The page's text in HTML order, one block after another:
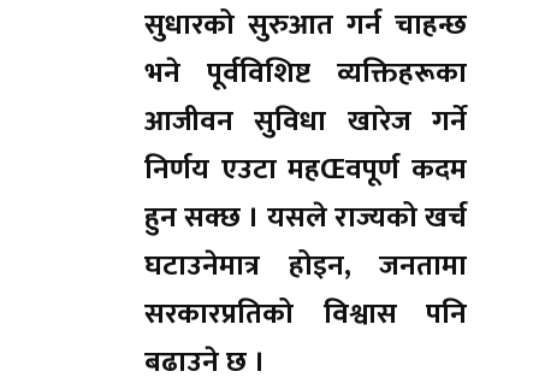
सुधारको सुरुआत गर्न चाहन्छ
भने पूर्वविशिष्ट व्यक्तिहरूका
आजीवन सुविधा खारेज गर्ने
निर्णय एउटा महŒवपूर्ण कदम
हुन सक्छ । यसले राज्यको खर्च
घटाउनेमात्र होइन, जनतामा
सरकारप्रतिको विश्वास पनि
बढाउने छ ।